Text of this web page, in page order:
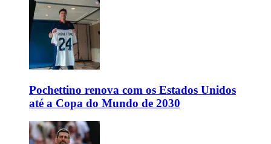
Pochettino renova com os Estados Unidos
até a Copa do Mundo de 2030